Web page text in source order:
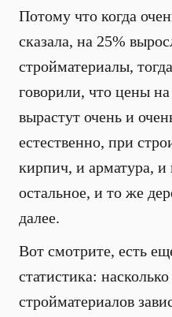
Потому что когда
сказала, на 25%
стройматериалы,
говорили, что цены
вырастут очень и
естественно, при
кирпич, и арматура, и
остальное, и то же
далее.
Вот смотрите, есть
статистика:
стройматериалов